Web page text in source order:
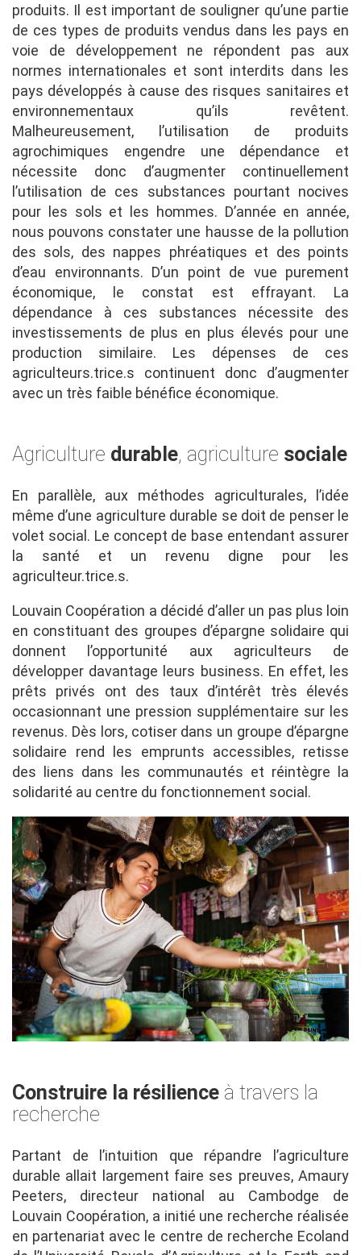
produits. Il est important de souligner qu’une partie
de ces types de produits vendus dans les pays en
voie de développement ne répondent pas aux
normes internationales et sont interdits dans les
pays développés à cause des risques sanitaires et
environnementaux qu’ils revêtent.
Malheureusement, l’utilisation de produits
agrochimiques engendre une dépendance et
nécessite donc d’augmenter continuellement
l’utilisation de ces substances pourtant nocives
pour les sols et les hommes. D’année en année,
nous pouvons constater une hausse de la pollution
des sols, des nappes phréatiques et des points
d’eau environnants. D’un point de vue purement
économique, le constat est effrayant. La
dépendance à ces substances nécessite des
investissements de plus en plus élevés pour une
production similaire. Les dépenses de ces
agriculteurs.trice.s continuent donc d’augmenter
avec un très faible bénéfice économique.
Agriculture durable, agriculture sociale
En parallèle, aux méthodes agriculturales, l’idée
même d’une agriculture durable se doit de penser le
volet social. Le concept de base entendant assurer
la santé et un revenu digne pour les
agriculteur.trice.s.
Louvain Coopération a décidé d’aller un pas plus loin
en constituant des groupes d’épargne solidaire qui
donnent l’opportunité aux agriculteurs de
développer davantage leurs business. En effet, les
prêts privés ont des taux d’intérêt très élevés
occasionnant une pression supplémentaire sur les
revenus. Dès lors, cotiser dans un groupe d’épargne
solidaire rend les emprunts accessibles, retisse
des liens dans les communautés et réintègre la
solidarité au centre du fonctionnement social.
Construire la résilience à travers la
recherche
Partant de l’intuition que répandre l’agriculture
durable allait largement faire ses preuves, Amaury
Peeters, directeur national au Cambodge de
Louvain Coopération, a initié une recherche réalisée
en partenariat avec le centre de recherche Ecoland